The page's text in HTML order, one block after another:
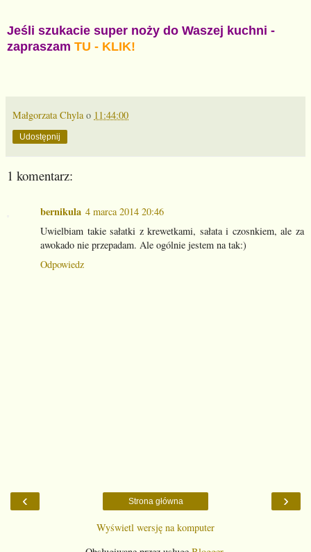
Jeśli szukacie super noży do Waszej kuchni -
zapraszam TU - KLIK!
Małgorzata Chyla o 11:44:00
Udostępnij
1 komentarz:
bernikula 4 marca 2014 20:46
Uwielbiam takie sałatki z krewetkami, sałata i czosnkiem, ale za
awokado nie przepadam. Ale ogólnie jestem na tak:)
Odpowiedz
‹ ›
Strona główna
Wyświetl wersję na komputer